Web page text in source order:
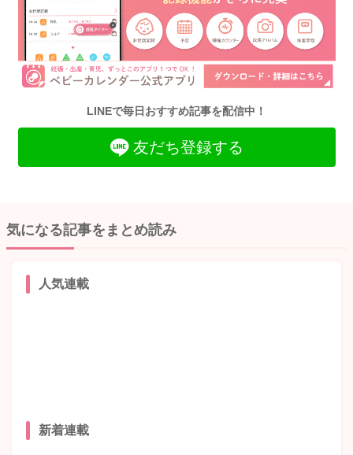
LINEで毎日おすすめ記事を配信中！
友だち登録する
気になる記事をまとめ読み
人気連載
新着連載